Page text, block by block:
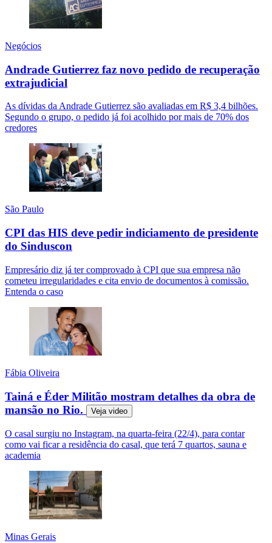
Negócios
Andrade Gutierrez faz novo pedido de recuperação
extrajudicial
As dívidas da Andrade Gutierrez são avaliadas em R$ 3,4 bilhões.
Segundo o grupo, o pedido já foi acolhido por mais de 70% dos
credores
São Paulo
CPI das HIS deve pedir indiciamento de presidente
do Sinduscon
Empresário diz já ter comprovado à CPI que sua empresa não
cometeu irregularidades e cita envio de documentos à comissão.
Entenda o caso
Fábia Oliveira
Tainá e Éder Militão mostram detalhes da obra de
mansão no Rio.
Veja video
O casal surgiu no Instagram, na quarta-feira (22/4), para contar
como vai ficar a residência do casal, que terá 7 quartos, sauna e
academia
Minas Gerais